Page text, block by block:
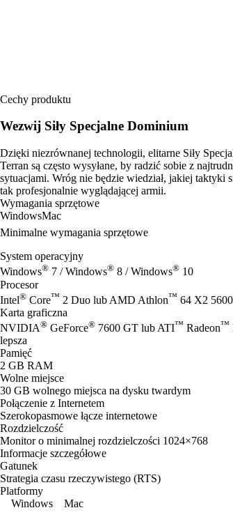
Cechy produktu
Wezwij Siły Specjalne Dominium
Dzięki niezrównanej technologii, elitarne Siły
Terran są często wysyłane, by radzić sobie z
sytuacjami. Wróg nie będzie wiedział, jakiej taktyki
tak profesjonalnie wyglądającej armii.
Wymagania sprzętowe
WindowsMac
Minimalne wymagania sprzętowe
System operacyjny
Windows® 7 / Windows® 8 / Windows® 10
Procesor
Intel® Core™ 2 Duo lub AMD Athlon™ 64 X2
Karta graficzna
NVIDIA® GeForce® 7600 GT lub ATI™ Radeon™
lepsza
Pamięć
2 GB RAM
Wolne miejsce
30 GB wolnego miejsca na dysku twardym
Połączenie z Internetem
Szerokopasmowe łącze internetowe
Rozdzielczość
Monitor o minimalnej rozdzielczości 1024×768
Informacje szczegółowe
Gatunek
Strategia czasu rzeczywistego (RTS)
Platformy
Windows
Mac